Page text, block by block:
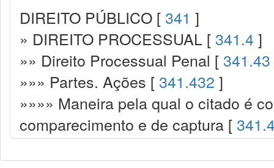
DIREITO PÚBLICO [ 341 ]
» DIREITO PROCESSUAL [ 341.4 ]
»» Direito Processual Penal [ 341.43
»»» Partes. Ações [ 341.432 ]
»»»» Maneira pela qual o citado é
comparecimento e de captura [